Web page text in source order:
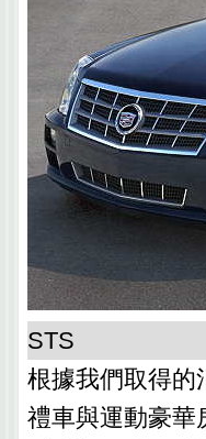
STS
根據我們取得的
禮車與運動豪華